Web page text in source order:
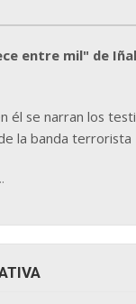
entre mil" de
él se narran los
la banda terrorista